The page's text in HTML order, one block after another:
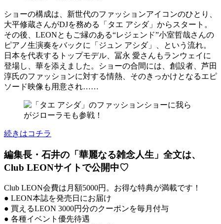
ショーの構成は、新世代のファッションアイコンのひとり、
大平修蔵さんがDJを務める「タエ アシダ」からスタート。
その後、LEONともご縁のある“レジェンド”小室哲哉さんの
ピアノ生演奏をバックに「ジュン アシダ」、という流れ。
日本を代表するトップモデル、冨永 愛さんもランウェイに
登場し、華を添えました。ショーの合間には、創設者、芦田
淳氏のファッションに対する情熱、そのきっかけとなるエピ
ソード映像も用意され……
続きはコチラ
編集長・石井の「華麗なる雑念人生」全文は、
Club LEONサイトで公開中♡
Club LEON会費は月額5000円。お得な特典が満載です！
● LEON本誌を発売日にお届け
● 買えるLEON 3000円分のクーポンを毎月付与
● 各種イベント優先待遇